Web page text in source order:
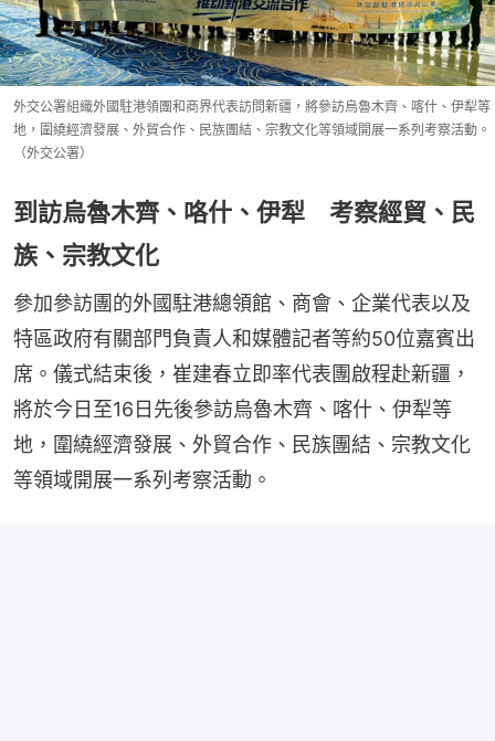
外交公署組織外國駐港領團和商界代表訪問新疆，將參訪烏魯木齊、喀什、伊犁等
地，圍繞經濟發展、外貿合作、民族團結、宗教文化等領域開展一系列考察活動。
（外交公署）
到訪烏魯木齊、咯什、伊犁 考察經貿、民
族、宗教文化
參加參訪團的外國駐港總領館、商會、企業代表以及
特區政府有關部門負責人和媒體記者等約50位嘉賓出
席。儀式結束後，崔建春立即率代表團啟程赴新疆，
將於今日至16日先後參訪烏魯木齊、喀什、伊犁等
地，圍繞經濟發展、外貿合作、民族團結、宗教文化
等領域開展一系列考察活動。